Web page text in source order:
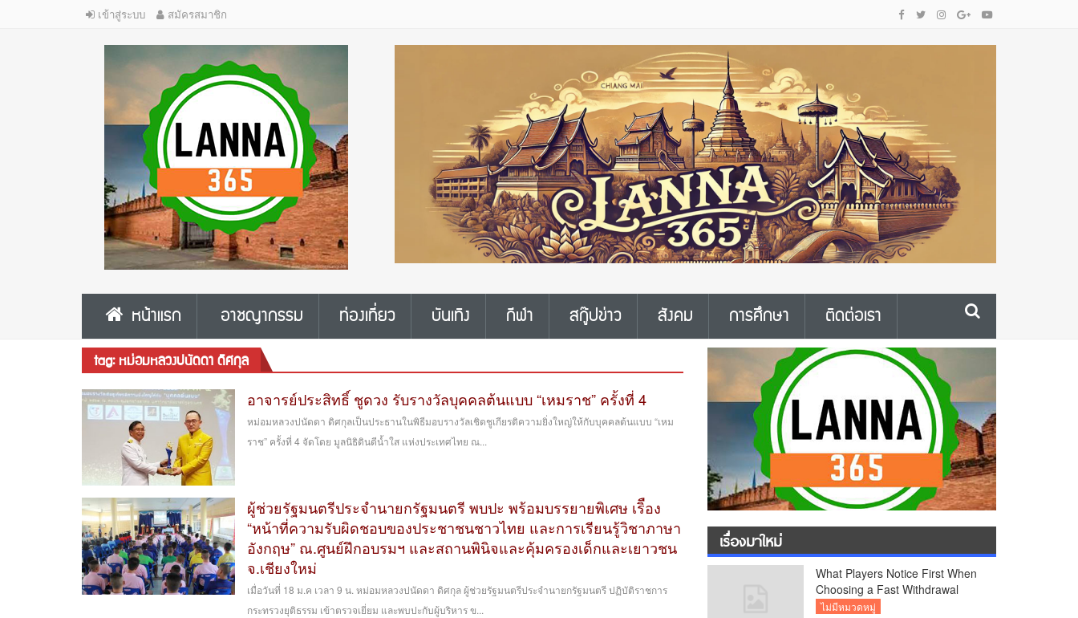
เข้าสู่ระบบ สมัครสมาชิก
หน้าแรก อาชญากรรม ท่องเที่ยว บันเทิง กีฬา สกู๊ปข่าว สังคม การศึกษา ติดต่อเรา
tag: หม่อมหลวงปนัดดา ดิศกุล
อาจารย์ประสิทธิ์ ชูดวง รับรางวัลบุคคลต้นแบบ “เหมราช” ครั้งที่ 4
หม่อมหลวงปนัดดา ดิศกุลเป็นประธานในพิธีมอบรางวัลเชิดชูเกียรติความยิ่งใหญ่ให้กับบุคคลต้นแบบ “เหม
ราช” ครั้งที่ 4 จัดโดย มูลนิธิดินดีน้ำใส แห่งประเทศไทย ณ...
ผู้ช่วยรัฐมนตรีประจำนายกรัฐมนตรี พบปะ พร้อมบรรยายพิเศษ เริื่อง
“หน้าที่ความรับผิดชอบของประชาชนชาวไทย และการเรียนรู้วิชาภาษา
อังกฤษ” ณ.ศูนย์ฝึกอบรมฯ และสถานพินิจและคุ้มครองเด็กและเยาวชน
จ.เชียงใหม่
เมื่อวันที่ 18 ม.ค เวลา 9 น. หม่อมหลวงปนัดดา ดิศกุล ผู้ช่วยรัฐมนตรีประจำนายกรัฐมนตรี ปฏิบัติราชการ
กระทรวงยุติธรรม เข้าตรวจเยี่ยม และพบปะกับผู้บริหาร ข...
เรื่องมาใหม่
What Players Notice First When
Choosing a Fast Withdrawal
Casino UK
ไม่มีหมวดหมู่